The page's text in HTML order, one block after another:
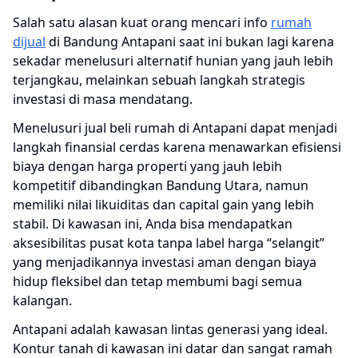
Salah satu alasan kuat orang mencari info rumah
dijual di Bandung Antapani saat ini bukan lagi karena
sekadar menelusuri alternatif hunian yang jauh lebih
terjangkau, melainkan sebuah langkah strategis
investasi di masa mendatang.
Menelusuri jual beli rumah di Antapani dapat menjadi
langkah finansial cerdas karena menawarkan efisiensi
biaya dengan harga properti yang jauh lebih
kompetitif dibandingkan Bandung Utara, namun
memiliki nilai likuiditas dan capital gain yang lebih
stabil. Di kawasan ini, Anda bisa mendapatkan
aksesibilitas pusat kota tanpa label harga “selangit”
yang menjadikannya investasi aman dengan biaya
hidup fleksibel dan tetap membumi bagi semua
kalangan.
Antapani adalah kawasan lintas generasi yang ideal.
Kontur tanah di kawasan ini datar dan sangat ramah